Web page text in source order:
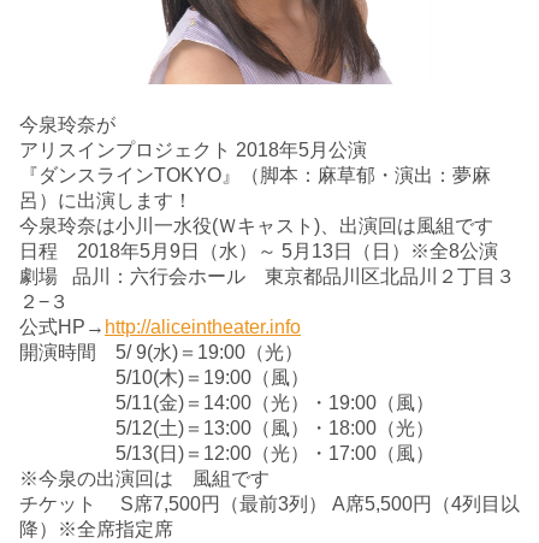
今泉玲奈が
アリスインプロジェクト 2018年5月公演
『ダンスラインTOKYO 』（脚本：麻草郁・演出：夢麻
呂）に出演します！
今泉玲奈は小川一水役(Ｗキャスト)、出演回は風組です
日程 2018年5月9日（水）～ 5月13日（日）※全8公演
劇場 品川：六行会ホール 東京都品川区北品川２丁目３
２−３
公式HP→ http://aliceintheater.info
開演時間 5/ 9(水)＝19:00（光）
5/10(木)＝19:00（風）
5/11(金)＝14:00（光）・19:00（風）
5/12(土)＝13:00（風）・18:00（光）
5/13(日)＝12:00（光）・17:00（風）
※今泉の出演回は 風組です
チケット S席7,500円（最前3列） A席5,500円（4列目以
降）※全席指定席